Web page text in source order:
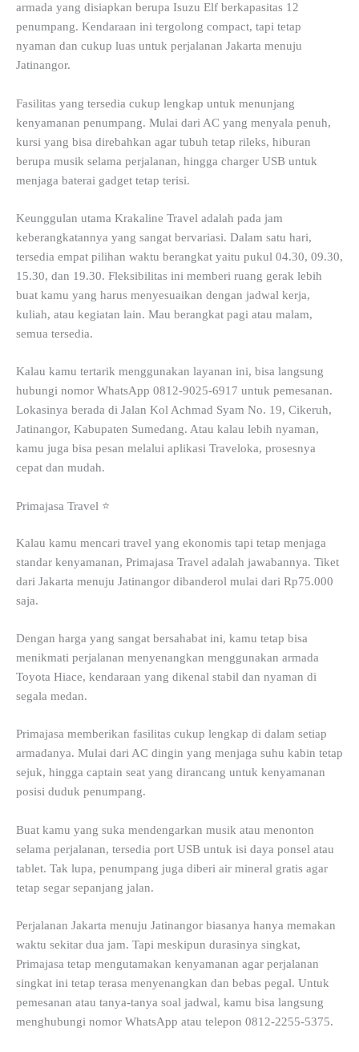
armada yang disiapkan berupa Isuzu Elf berkapasitas 12
penumpang. Kendaraan ini tergolong compact, tapi tetap
nyaman dan cukup luas untuk perjalanan Jakarta menuju
Jatinangor.
Fasilitas yang tersedia cukup lengkap untuk menunjang
kenyamanan penumpang. Mulai dari AC yang menyala penuh,
kursi yang bisa direbahkan agar tubuh tetap rileks, hiburan
berupa musik selama perjalanan, hingga charger USB untuk
menjaga baterai gadget tetap terisi.
Keunggulan utama Krakaline Travel adalah pada jam
keberangkatannya yang sangat bervariasi. Dalam satu hari,
tersedia empat pilihan waktu berangkat yaitu pukul 04.30, 09.30,
15.30, dan 19.30. Fleksibilitas ini memberi ruang gerak lebih
buat kamu yang harus menyesuaikan dengan jadwal kerja,
kuliah, atau kegiatan lain. Mau berangkat pagi atau malam,
semua tersedia.
Kalau kamu tertarik menggunakan layanan ini, bisa langsung
hubungi nomor WhatsApp 0812-9025-6917 untuk pemesanan.
Lokasinya berada di Jalan Kol Achmad Syam No. 19, Cikeruh,
Jatinangor, Kabupaten Sumedang. Atau kalau lebih nyaman,
kamu juga bisa pesan melalui aplikasi Traveloka, prosesnya
cepat dan mudah.
Primajasa Travel ⭐
Kalau kamu mencari travel yang ekonomis tapi tetap menjaga
standar kenyamanan, Primajasa Travel adalah jawabannya. Tiket
dari Jakarta menuju Jatinangor dibanderol mulai dari Rp75.000
saja.
Dengan harga yang sangat bersahabat ini, kamu tetap bisa
menikmati perjalanan menyenangkan menggunakan armada
Toyota Hiace, kendaraan yang dikenal stabil dan nyaman di
segala medan.
Primajasa memberikan fasilitas cukup lengkap di dalam setiap
armadanya. Mulai dari AC dingin yang menjaga suhu kabin tetap
sejuk, hingga captain seat yang dirancang untuk kenyamanan
posisi duduk penumpang.
Buat kamu yang suka mendengarkan musik atau menonton
selama perjalanan, tersedia port USB untuk isi daya ponsel atau
tablet. Tak lupa, penumpang juga diberi air mineral gratis agar
tetap segar sepanjang jalan.
Perjalanan Jakarta menuju Jatinangor biasanya hanya memakan
waktu sekitar dua jam. Tapi meskipun durasinya singkat,
Primajasa tetap mengutamakan kenyamanan agar perjalanan
singkat ini tetap terasa menyenangkan dan bebas pegal. Untuk
pemesanan atau tanya-tanya soal jadwal, kamu bisa langsung
menghubungi nomor WhatsApp atau telepon 0812-2255-5375.